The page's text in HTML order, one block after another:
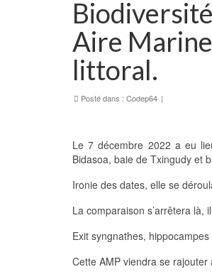
Aire
littoral.
Posté dans : Codep64 |
Le 7 décembre 2022 a eu
Bidasoa, baie de Txingudy et
Ironie des dates, elle se
La comparaison s’arrêtera là,
Exit syngnathes,
Cette AMP viendra se rajouter